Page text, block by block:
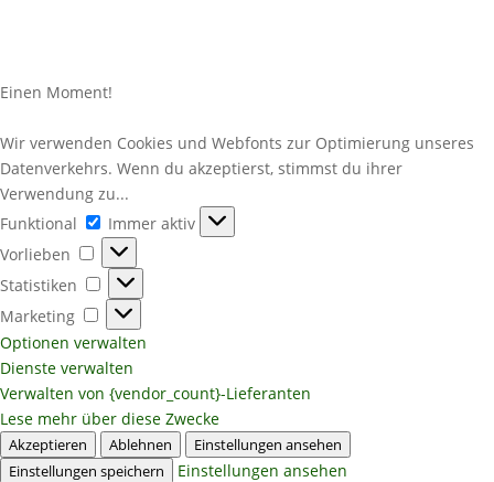
Einen Moment!
Wir verwenden Cookies und Webfonts zur Optimierung unseres
Datenverkehrs. Wenn du akzeptierst, stimmst du ihrer
Verwendung zu...
Funktional
Funktional
Immer aktiv
Vorlieben
Vorlieben
Statistiken
Statistiken
Marketing
Marketing
Optionen verwalten
Dienste verwalten
Verwalten von {vendor_count}-Lieferanten
Lese mehr über diese Zwecke
Akzeptieren Ablehnen
Einstellungen ansehen
Einstellungen speichern
Einstellungen ansehen